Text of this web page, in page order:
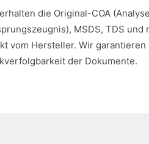
die Original-COA
MSDS, TDS
vom Hersteller. Wir
der Dokumente.